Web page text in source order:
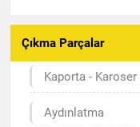
Zafira
Vectra
Astra
Çıkma Parçalar
Kaporta - Karoser
Aydınlatma